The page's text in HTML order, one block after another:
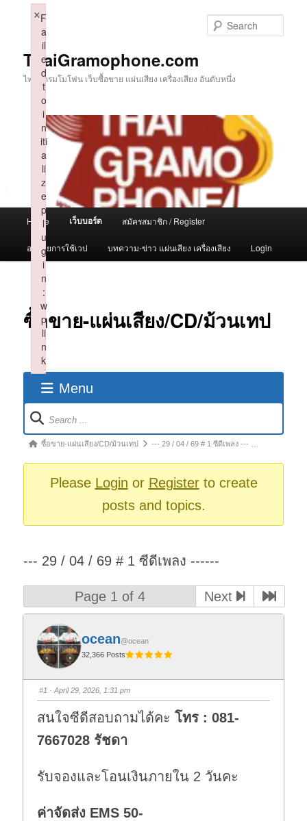
ThaiGramophone.com
ไทยแกรมโมโฟน เว็บซื้อขาย แผ่นเสียง เครื่องเสียง อันดับหนึ่ง
Home เว็บบอร์ด สมัครสมาชิก / Register
อธิบายการใช้เวป บทความ-ข่าว แผ่นเสียง เครื่องเสียง Login
ซื้อขาย-แผ่นเสียง/CD/ม้วนเทป
Menu
Forum
Navigation
Forumซื้อขาย-แผ่นเสียง/CD/ม้วนเทป --- 29 / 04 / 69 # 1 ซีดีเพลง --- …
Please Login or Registerto create
posts and topics.
--- 29 / 04 / 69 # 1 ซีดีเพลง ------
Page 1 of 4 Next
ocean@ocean
32,366 Posts
#1 · April 29, 2026, 1:31 pm
สนใจซีดีสอบถามได้คะโทร : 081-
7667028 รัชดา
รับจองและโอนเงินภายใน 2 วันคะ
ค่าจัดส่ง EMS 50-
F
a
il
e
d
t
o
i
n
iti
a
li
z
e
p
l
u
g
i
n
:
w
p
li
n
k
×
Failed to initialize plugin: wplink